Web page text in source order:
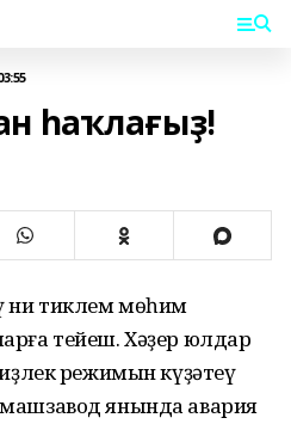
һаҡлағыҙ!
ни тиклем мөһим
тейеш. Хәҙер юлдар
режимын күҙәтеү
янында авария